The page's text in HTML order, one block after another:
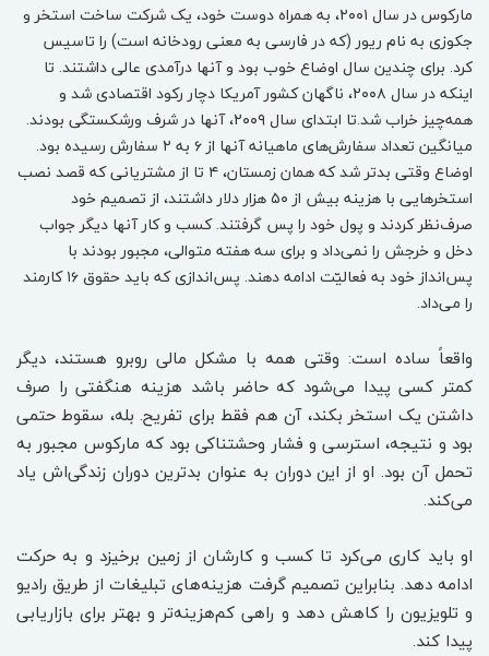
مارکوس در سال ۲۰۰۱، به همراه دوست خود، یک شرکت ساخت استخر و
جکوزی به نام ریور (که در فارسی به معنی رودخانه است) را تاسیس
کرد. برای چندین سال اوضاع خوب بود و آنها درآمدی عالی داشتند. تا
اینکه در سال ۲۰۰۸، ناگهان کشور آمریکا دچار رکود اقتصادی شد و
همه‌چیز خراب شد.تا ابتدای سال ۲۰۰۹، آنها در شرف ورشکستگی بودند.
میانگین تعداد سفارش‌های ماهیانه آنها از ۶ به ۲ سفارش رسیده بود.
اوضاع وقتی بدتر شد که همان زمستان، ۴ تا از مشتریانی که قصد نصب
استخرهایی با هزینه بیش از ۵۰ هزار دلار داشتند، از تصمیم خود
صرف‌نظر کردند و پول خود را پس گرفتند. کسب و کار آنها دیگر جواب
دخل و خرجش را نمی‌داد و برای سه هفته متوالی، مجبور بودند با
پس‌انداز خود به فعالیّت ادامه دهند. پس‌اندازی که باید حقوق ۱۶ کارمند
را می‌داد.
واقعاً ساده است: وقتی همه با مشکل مالی روبرو هستند، دیگر
کمتر کسی پیدا می‌شود که حاضر باشد هزینه هنگفتی را صرف
داشتن یک استخر بکند، آن هم فقط برای تفریح. بله، سقوط حتمی
بود و نتیجه، استرسی و فشار وحشتناکی بود که مارکوس مجبور به
تحمل آن بود. او از این دوران به عنوان بدترین دوران زندگی‌اش یاد
می‌کند.
او باید کاری می‌کرد تا کسب و کارشان از زمین برخیزد و به حرکت
ادامه دهد. بنابراین تصمیم گرفت هزینه‌های تبلیغات از طریق رادیو
و تلویزیون را کاهش دهد و راهی کم‌هزینه‌تر و بهتر برای بازاریابی
پیدا کند.